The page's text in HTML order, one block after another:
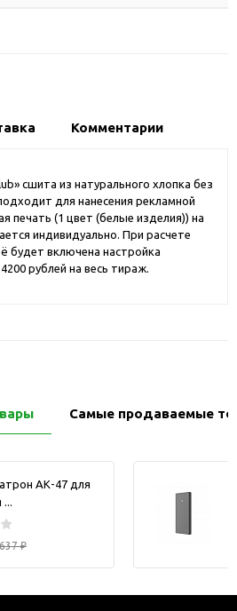
Комментарии
сшита из натурального хлопка без
для нанесения рекламной
печать (1 цвет (белые изделия)) на
индивидуально. При расчете
будет включена настройка
рублей на весь тираж.
Самые продаваемые
АК-47 для
637 ₽